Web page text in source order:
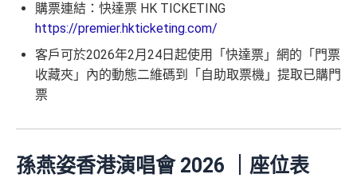
購票連結：快達票 HK TICKETING
https://premier.hkticketing.com/
客戶可於2026年2月24日起使用「快達票」網的「門票
收藏夾」內的動態二維碼到「自助取票機」提取已購門
票
孫燕姿香港演唱會 2026 ｜座位表